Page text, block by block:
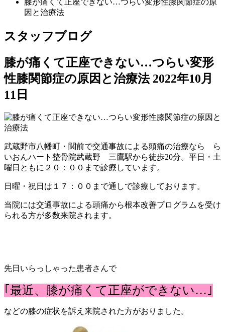
因と治療法
スタッフブログ
膝が痛くて正座できない…つらい変形
性膝関節症の原因と治療法 2022年10月
11日
武蔵野市八幡町・関前で交通事故による頭痛の治療なら ら
いおんハート整骨院武蔵野 三鷹駅から徒歩20分。平日・土
曜日ともに２０：００まで診療しています。
日曜・祝日は１７：００まで通しで診療しております。
当院には交通事故による頭痛から根本改善プログラムを受け
られる方が多数来院されます。
先日いらっしゃった患者さんで
｢最近、膝が痛くて正座ができない…｣
などの膝の症状を訴え来院された方がおりました。